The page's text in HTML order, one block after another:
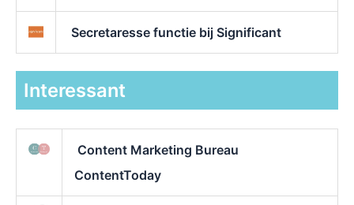
Secretaresse functie bij Significant
Interessant
Content Marketing Bureau
ContentToday